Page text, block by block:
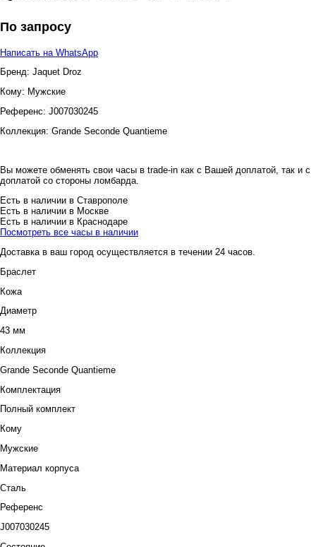
По запросу
Написать на WhatsApp
Бренд: Jaquet Droz
Кому: Мужские
Референс: J007030245
Коллекция: Grande Seconde Quantieme
Вы можете обменять свои часы в trade-in как с Вашей доплатой, так и с
доплатой со стороны ломбарда.
Есть в наличии в Ставрополе
Есть в наличии в Москве
Есть в наличии в Краснодаре
Посмотреть все часы в наличии
Доставка в ваш город осуществляется в течении 24 часов.
Браслет
Кожа
Диаметр
43 мм
Коллекция
Grande Seconde Quantieme
Комплектация
Полный комплект
Кому
Мужские
Материал корпуса
Сталь
Референс
J007030245